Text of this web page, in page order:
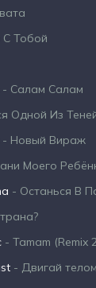
С Тобой
- Салам Салам
Одной Из
- Новый Вираж
Моего
- Останься В
- Tamam (Remix
- Двигай телом